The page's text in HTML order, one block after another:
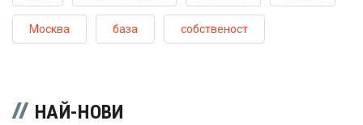
Москва база собственост
НАЙ-НОВИ